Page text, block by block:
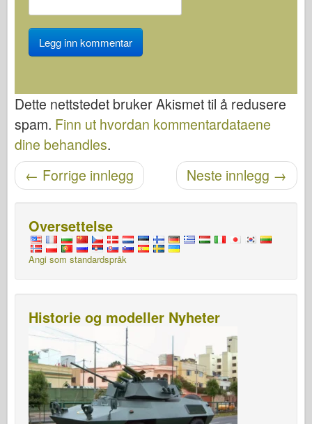
Dette nettstedet bruker Akismet til å redusere
spam. Finn ut hvordan kommentardataene
dine behandles.
Etter navigasjon Neste innlegg →
← Forrige innlegg
Oversettelse
Angi som standardspråk
Historie og modeller Nyheter